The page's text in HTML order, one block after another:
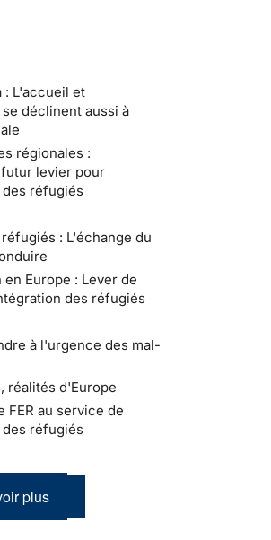
: L'accueil et
déclinent aussi à
régionales :
levier pour
réfugiés
: L'échange du
Europe : Lever de
des réfugiés
à l'urgence des mal-
réalités d'Europe
FER au service de
réfugiés
plus